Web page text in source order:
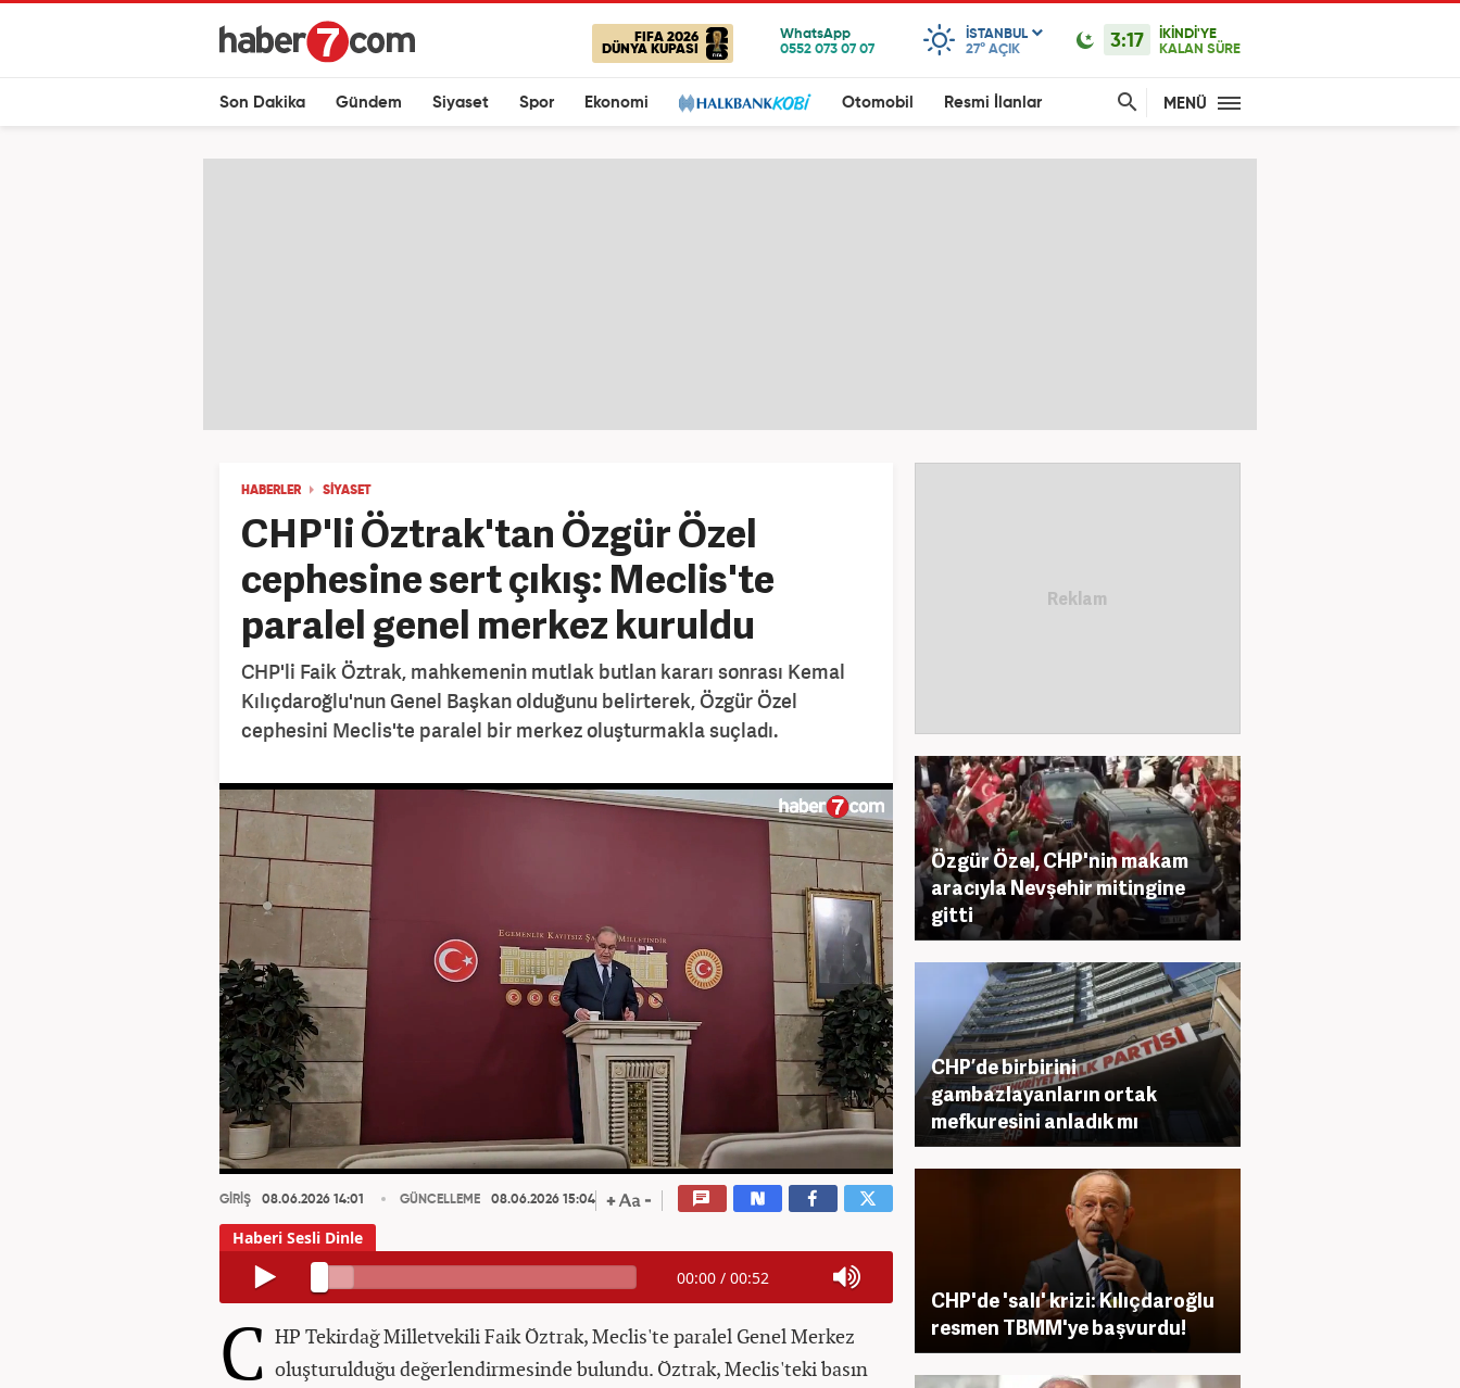
FIFA 2026
DÜNYA KUPASI
ISTANBUL
27° AÇIK 3:17
İKİNDİ'YE
KALAN SÜRE
Son Dakika Gündem Siyaset Spor Ekonomi Otomobil Resmi İlanlar MENÜ
HABERLER SİYASET
CHP'li Öztrak'tan Özgür Özel
cephesine sert çıkış: Meclis'te
paralel genel merkez kuruldu
CHP'li Faik Öztrak, mahkemenin mutlak butlan kararı sonrası Kemal
Kılıçdaroğlu'nun Genel Başkan olduğunu belirterek, Özgür Özel
cephesini Meclis'te paralel bir merkez oluşturmakla suçladı.
GİRİŞ 08.06.2026 14:01 GÜNCELLEME 08.06.2026 15:04
00:00 / 00:52
C HP Tekirdağ Milletvekili Faik Öztrak, Meclis'te paralel Genel Merkez
oluşturulduğu değerlendirmesinde bulundu. Öztrak, Meclis'teki basın
Özgür Özel, CHP'nin makam
aracıyla Nevşehir mitingine
gitti
CHP’de birbirini
gambazlayanların ortak
mefkuresini anladık mı
CHP'de 'salı' krizi: Kılıçdaroğlu
resmen TBMM'ye başvurdu!